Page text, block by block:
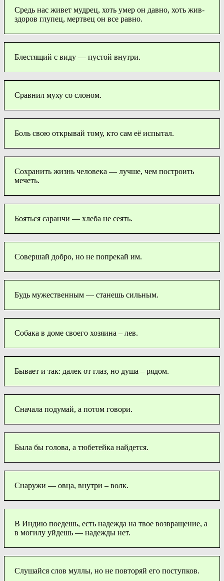
Средь нас живет мудрец, хоть умер он давно, хоть жив-
здоров глупец, мертвец он все равно.
Блестящий с виду — пустой внутри.
Сравнил муху со слоном.
Боль свою открывай тому, кто сам её испытал.
Сохранить жизнь человека — лучше, чем построить
мечеть.
Бояться саранчи — хлеба не сеять.
Совершай добро, но не попрекай им.
Будь мужественным — станешь сильным.
Собака в доме своего хозяина – лев.
Бывает и так: далек от глаз, но душа – рядом.
Сначала подумай, а потом говори.
Была бы голова, а тюбетейка найдется.
Снаружи — овца, внутри – волк.
В Индию поедешь, есть надежда на твое возвращение, а
в могилу уйдешь — надежды нет.
Слушайся слов муллы, но не повторяй его поступков.